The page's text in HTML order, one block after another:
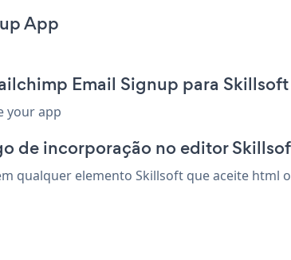
App
Email Signup para Skillsoft
your app
de incorporação no editor
qualquer elemento Skillsoft que aceite html